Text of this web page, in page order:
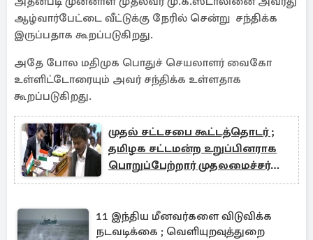
ஆழ்வார்பேட்டை வீட்டுக்கு நேரில் சென்று சந்திக்க
இருப்பதாக கூறப்படுகிறது.
அதே போல மதிமுக பொதுச் செயலாளர் வைகோ
உள்ளிட்டோரையும் அவர் சந்திக்க உள்ளதாக
கூறப்படுகிறது.
முதல் சட்டசபை கூட்டத்தொடர் ;
தமிழக சட்டமன்ற உறுப்பினராக
பொறுப்பேற்றார் முதலமைச்சர்
விஜய்
11 இந்திய மீனவர்களை விடுவிக்க
நடவடிக்கை ; வெளியுறவுத்துறை